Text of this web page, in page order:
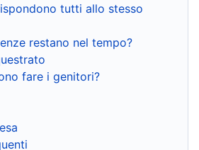
tutti allo stesso
restano nel tempo?
fare i genitori?